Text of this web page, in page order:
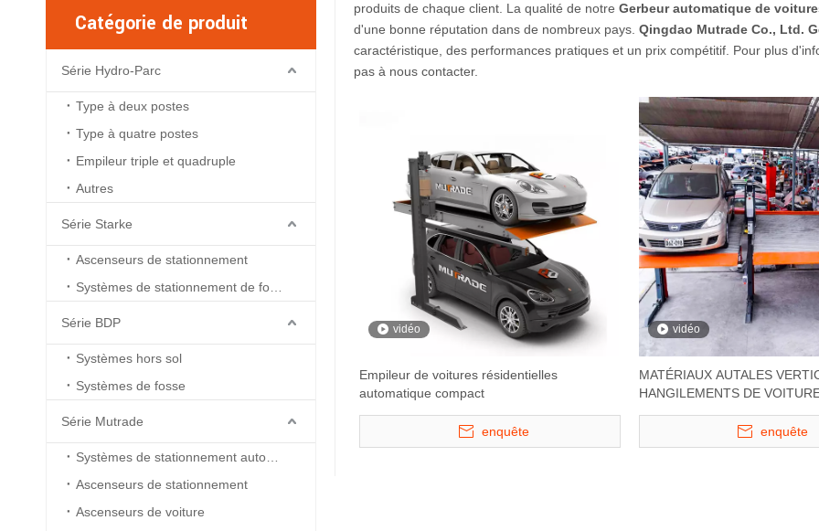
Catégorie de produit
Série Hydro-Parc
Type à deux postes
Type à quatre postes
Empileur triple et quadruple
Autres
Série Starke
Ascenseurs de stationnement
Série BDP
Systèmes hors sol
Systèmes de fosse
Série Mutrade
Ascenseurs de stationnement
Ascenseurs de voiture
produits de chaque client. La qualité de notre Gerbeur automatique de
d'une bonne réputation dans de nombreux pays. Qingdao Mutrade Co., Ltd.
caractéristique, des performances pratiques et un prix compétitif. Pour plus
pas à nous contacter.
vidéo
Empileur de voitures résidentielles
automatique compact
enquête
vidéo
MATÉRIAUX AUTALES
HANGILEMENTS DE
enquête